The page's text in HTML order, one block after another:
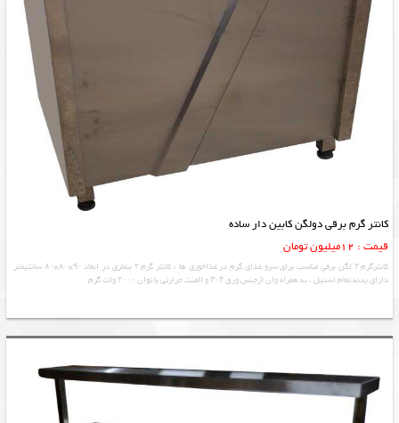
کانتر گرم برقی دولگن کابین دار ساده
قیمت : 12میلیون تومان
کانترگرم ۲ لگن برقی مناسب برای سرو غذای گرم در غذاخوری ها ، کانتر گرم ۲ بنماری در ابعاد ۹۰×۸۰×۸۰ سانتیمتر
دارای بدنه تمام استیل ، به همراه وان ازجنس ورق ۳۰۴ و المنت حرارتی با توان ۲۰۰۰ وات گرم